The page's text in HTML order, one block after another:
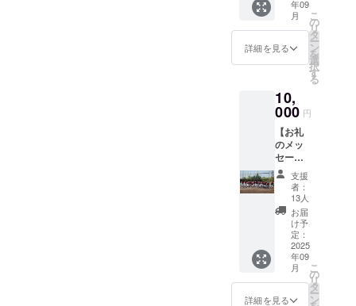
セージ
をお送
りしま
す。
【全国
戦結果
など、
選手た
ちの活
躍をご
報告い
たしま
す。
【全国
大会出
場の選
手の集
合写
真】 全
国大会
に出場
した選
年09
月
詳細を見る
こ
の
リ
タ
ー
ン
を
選
択
す
る
10,
000 円
【お礼
のメッ
セー
ジ】 感
謝の気
持ちを
込め
て、お
礼の
メッ
セージ
をお送
りしま
す。
支援
者：
13人
お届
け予
定：
2025
年09
月
詳細を見る
こ
の
リ
タ
ー
ン